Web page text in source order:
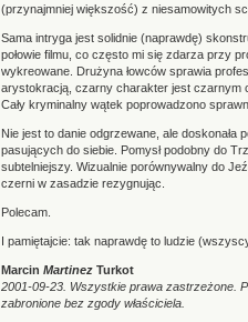
(przynajmniej większość) z niesamowitych
Sama intryga jest solidnie (naprawdę)
połowie filmu, co często mi się zdarza przy
wykreowane. Drużyna łowców sprawia
arystokracją, czarny charakter jest czarnym
Cały kryminalny wątek poprowadzono
Nie jest to danie odgrzewane, ale
pasujących do siebie. Pomysł podobny do
subtelniejszy. Wizualnie porównywalny do
czerni w zasadzie rezygnując.
Polecam.
I pamiętajcie: tak naprawdę to ludzie
Marcin Martinez Turkot
2001-09-23. Wszystkie prawa zastrzeżone.
zabronione bez zgody właściciela.